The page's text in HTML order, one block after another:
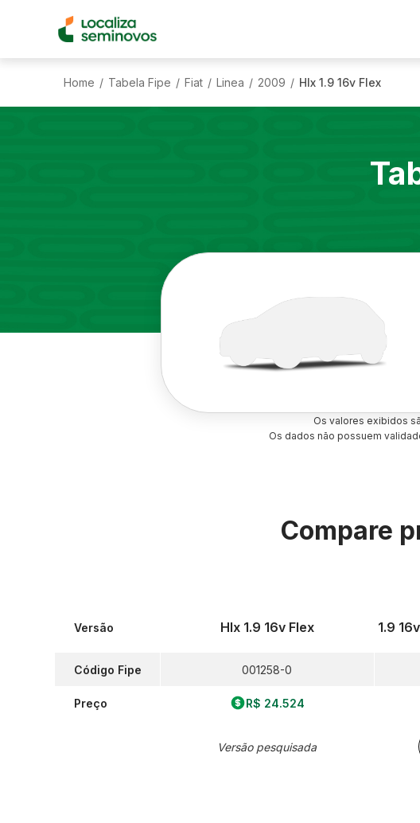
Home / Tabela Fipe / Fiat / Linea / 2009 / Hlx 1.9 16v Flex
Os valores exibidos
Os dados não possuem
Compare
Versão
Código Fipe
Preço
Hlx 1.9 16v Flex
001258-0
R$ 24.524
Versão pesquisada
1.9